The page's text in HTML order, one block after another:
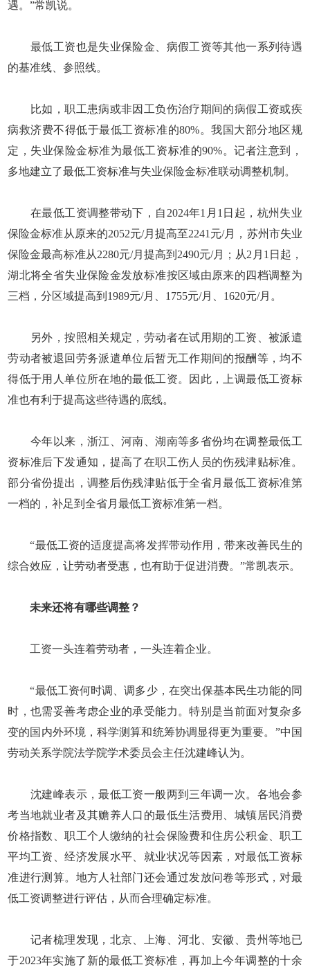
遇。”常凯说。
最低工资也是失业保险金、病假工资等其他一系列待遇
的基准线、参照线。
比如，职工患病或非因工负伤治疗期间的病假工资或疾
病救济费不得低于最低工资标准的80%。我国大部分地区规
定，失业保险金标准为最低工资标准的90%。记者注意到，
多地建立了最低工资标准与失业保险金标准联动调整机制。
在最低工资调整带动下，自2024年1月1日起，杭州失业
保险金标准从原来的2052元/月提高至2241元/月，苏州市失业
保险金最高标准从2280元/月提高到2490元/月；从2月1日起，
湖北将全省失业保险金发放标准按区域由原来的四档调整为
三档，分区域提高到1989元/月、1755元/月、1620元/月。
另外，按照相关规定，劳动者在试用期的工资、被派遣
劳动者被退回劳务派遣单位后暂无工作期间的报酬等，均不
得低于用人单位所在地的最低工资。因此，上调最低工资标
准也有利于提高这些待遇的底线。
今年以来，浙江、河南、湖南等多省份均在调整最低工
资标准后下发通知，提高了在职工伤人员的伤残津贴标准。
部分省份提出，调整后伤残津贴低于全省月最低工资标准第
一档的，补足到全省月最低工资标准第一档。
“最低工资的适度提高将发挥带动作用，带来改善民生的
综合效应，让劳动者受惠，也有助于促进消费。”常凯表示。
未来还将有哪些调整？
工资一头连着劳动者，一头连着企业。
“最低工资何时调、调多少，在突出保基本民生功能的同
时，也需妥善考虑企业的承受能力。特别是当前面对复杂多
变的国内外环境，科学测算和统筹协调显得更为重要。”中国
劳动关系学院法学院学术委员会主任沈建峰认为。
沈建峰表示，最低工资一般两到三年调一次。各地会参
考当地就业者及其赡养人口的最低生活费用、城镇居民消费
价格指数、职工个人缴纳的社会保险费和住房公积金、职工
平均工资、经济发展水平、就业状况等因素，对最低工资标
准进行测算。地方人社部门还会通过发放问卷等形式，对最
低工资调整进行评估，从而合理确定标准。
记者梳理发现，北京、上海、河北、安徽、贵州等地已
于2023年实施了新的最低工资标准，再加上今年调整的十余